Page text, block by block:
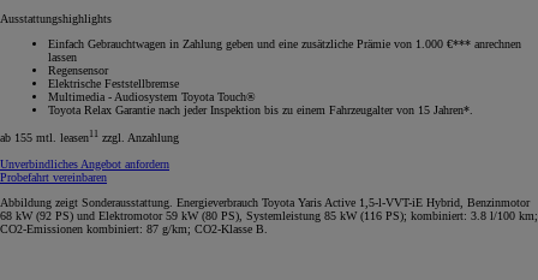
Ausstattungshighlights
Einfach Gebrauchtwagen in Zahlung geben und eine zusätzliche Prämie von 1.000 €*** anrechnen
lassen
Regensensor
Elektrische Feststellbremse
Multimedia - Audiosystem Toyota Touch®
Toyota Relax Garantie nach jeder Inspektion bis zu einem Fahrzeugalter von 15 Jahren*.
ab 155 mtl. leasen11 zzgl. Anzahlung
Unverbindliches Angebot anfordern
Probefahrt vereinbaren
Abbildung zeigt Sonderausstattung. Energieverbrauch Toyota Yaris Active 1,5-l-VVT-iE Hybrid, Benzinmotor
68 kW (92 PS) und Elektromotor 59 kW (80 PS), Systemleistung 85 kW (116 PS); kombiniert: 3.8 l/100 km;
CO2-Emissionen kombiniert: 87 g/km; CO2-Klasse B.